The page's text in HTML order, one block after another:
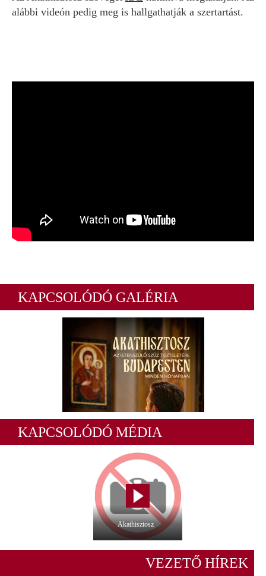
alábbi videón pedig meg is hallgathatják a szertartást.
KAPCSOLÓDÓ GALÉRIA
KAPCSOLÓDÓ MÉDIA
Akathisztosz
VEZETŐ HÍREK